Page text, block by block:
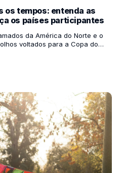
os tempos: entenda as
os países participantes
da América do Norte e o
voltados para a Copa do
e Canadá —, esta edição
diferentes culturas. Mas você
diferente de